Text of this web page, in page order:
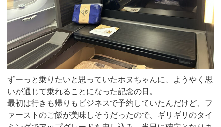
ずーっと乗りたいと思っていたホヌちゃんに、ようやく思
いが通じて乗れることになった記念の日。
最初は行きも帰りもビジネスで予約していたんだけど、フ
ァーストのご飯が美味しそうだったので、ギリギリのタイ